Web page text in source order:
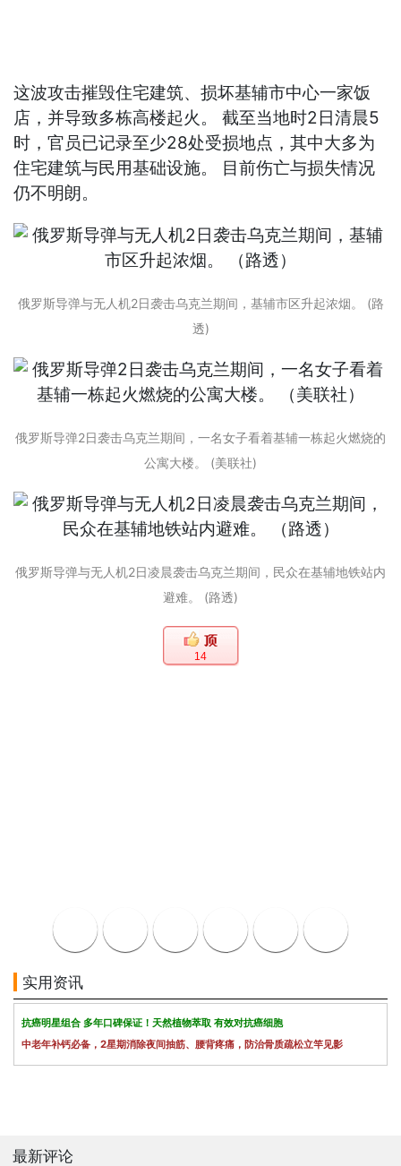
这波攻击摧毁住宅建筑、损坏基辅市中心一家饭
店，并导致多栋高楼起火。 截至当地时2日清晨5
时，官员已记录至少28处受损地点，其中大多为
住宅建筑与民用基础设施。 目前伤亡与损失情况
仍不明朗。
俄罗斯导弹与无人机2日袭击乌克兰期间，基辅市区升起浓烟。 (路
透)
俄罗斯导弹2日袭击乌克兰期间，一名女子看着基辅一栋起火燃烧的
公寓大楼。 (美联社)
俄罗斯导弹与无人机2日凌晨袭击乌克兰期间，民众在基辅地铁站内
避难。 (路透)
14
实用资讯
抗癌明星组合 多年口碑保证！天然植物萃取 有效对抗癌细胞
中老年补钙必备，2星期消除夜间抽筋、腰背疼痛，防治骨质疏松立竿见影
最新评论